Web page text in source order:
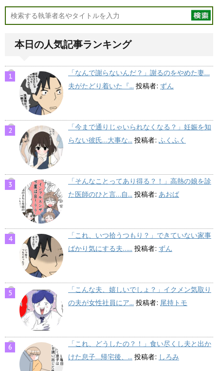
本日の人気記事ランキング
「なんで謝らないんだ？」謝るのをやめた妻…
夫がたどり着いた『... 投稿者: ずん
「今まで通りじゃいられなくなる？」妊娠を知
らない彼氏…大事な... 投稿者: ふくふく
「そんなことってあり得る？！」高熱の娘を診
た医師のひと言…自... 投稿者: あおば
「これ、いつ拾うつもり？」できていない家事
ばかり気にする夫…... 投稿者: ずん
「こんな夫、嬉しいでしょ？」イクメン気取り
の夫が女性社員にア... 投稿者: 尾持トモ
「これ、どうしたの？！」食い尽くし夫と出か
けた息子…帰宅後、... 投稿者: しろみ